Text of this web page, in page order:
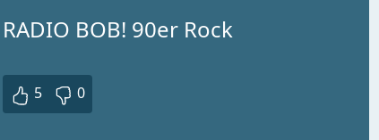
RADIO BOB! 90er Rock
5 0